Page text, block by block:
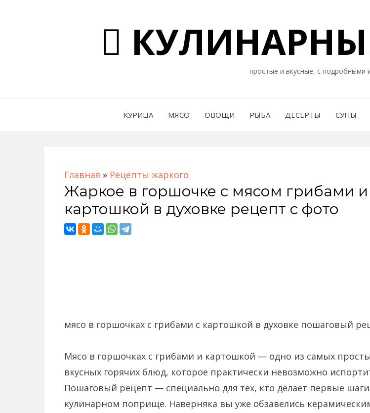
простые и вкусные, с подробными
КУРИЦА МЯСО ОВОЩИ РЫБА ДЕСЕРТЫ СУПЫ
Главная » Рецепты жаркого
Жаркое в горшочке с мясом грибами и
картошкой в духовке рецепт с фото
мясо в горшочках с грибами с картошкой в духовке пошаговый
Мясо в горшочках с грибами и картошкой — одно из самых
вкусных горячих блюд, которое практически невозможно
Пошаговый рецепт — специально для тех, кто делает первые
кулинарном поприще. Наверняка вы уже обзавелись